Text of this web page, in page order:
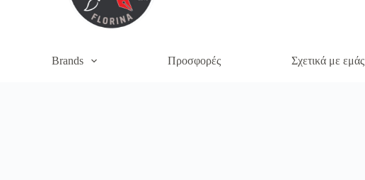
Brands Προσφορές Σχετικά με εμάς